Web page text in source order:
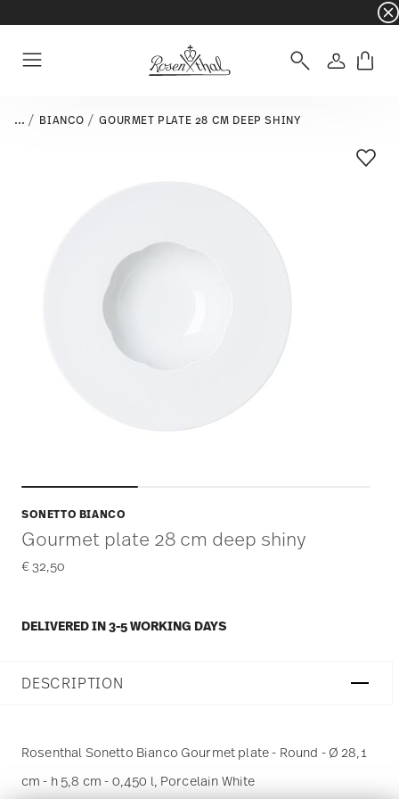
☀️ Summer SALE on selected items and
Login
... BIANCO GOURMET PLATE 28 CM DEEP SHINY
SONETTO BIANCO
Gourmet plate 28 cm deep shiny
€ 32,50
DELIVERED IN 3-5 WORKING DAYS
Add
DESCRIPTION
Rosenthal Sonetto Bianco Gourmet plate - Round - Ø 28,1
cm - h 5,8 cm - 0,450 l, Porcelain White